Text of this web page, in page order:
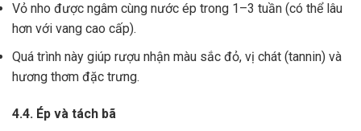
Vỏ nho được ngâm cùng nước ép trong 1–3 tuần (có thể lâu
hơn với vang cao cấp).
Quá trình này giúp rượu nhận màu sắc đỏ, vị chát (tannin) và
hương thơm đặc trưng.
4.4. Ép và tách bã